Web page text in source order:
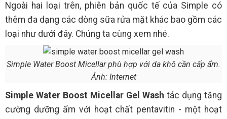
Ngoài hai loại trên, phiên bản quốc tế của Simple có
thêm đa dạng các dòng sữa rửa mặt khác bao gồm các
loại như dưới đây. Chúng ta cùng xem nhé.
Simple Water Boost Micellar phù hợp với da khô cần cấp ẩm.
Ảnh: Internet
Simple Water Boost Micellar Gel Wash tác dụng tăng
cường dưỡng ẩm với hoạt chất pentavitin - một hoạt